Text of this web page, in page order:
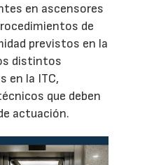
en ascensores
de
previstos en la
distintos
en la ITC,
que deben
actuación.